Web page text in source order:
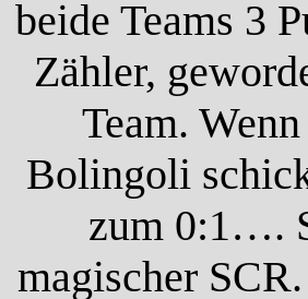
beide Teams 3
Zähler,
Team.
Bolingoli
zum 0:1….
magischer